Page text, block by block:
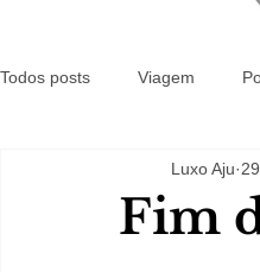
Todos posts Viagem
Fim
Luxo Aju